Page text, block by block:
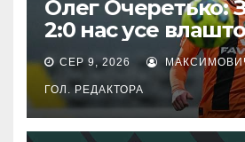
Олег Очеретько:
2:0 нас усе
СЕР 9, 2026
ГОЛ. РЕДАКТОРА